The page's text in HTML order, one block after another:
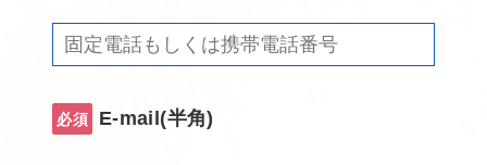
必須 E-mail(半角)